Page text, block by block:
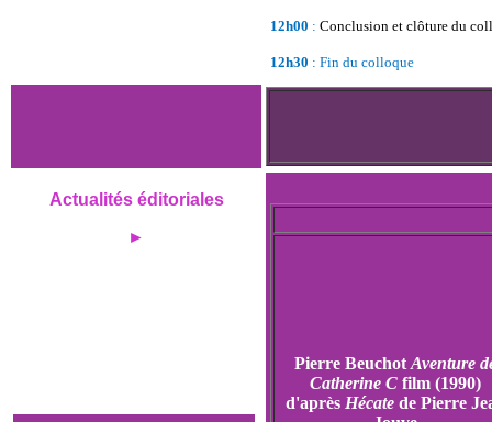
12h00 : Conclusion et clôture du
12h30 : Fin du colloque
Actualités éditoriales
►
Pierre Beuchot Aventure
Catherine C film (1990)
d'après Hécate de Pierre